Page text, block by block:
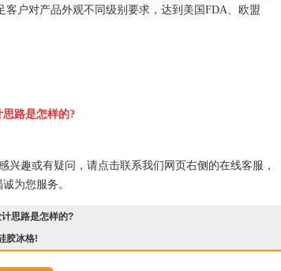
户对产品外观不同级别要求，达到美国FDA、欧盟
路是怎样的?
兴趣或有疑问， 请点击联系我们网页右侧的在线客服 ，
为您服务。
思路是怎样的?
胶冰格!